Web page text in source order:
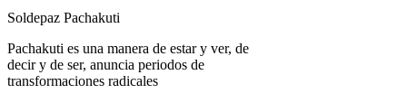
Soldepaz Pachakuti
Pachakuti es una manera de estar y ver, de
decir y de ser, anuncia periodos de
transformaciones radicales